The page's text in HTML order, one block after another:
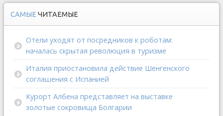
САМЫЕ ЧИТАЕМЫЕ
Отели уходят от посредников к роботам:
началась скрытая революция в туризме
Италия приостановила действие Шенгенского
соглашения с Испанией
Курорт Албена представляет на выставке
золотые сокровища Болгарии